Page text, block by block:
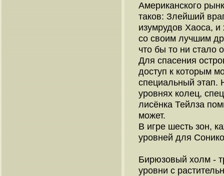
Американского
таков: Злейший
изумрудов Хаоса, и
со своим лучшим
что бы то ни стало
Для спасения
доступ к которым
специальный этап.
уровнях колец,
лисёнка Тейлза
может.
В игре шесть зон,
уровней для
Бирюзовый холм -
уровни с